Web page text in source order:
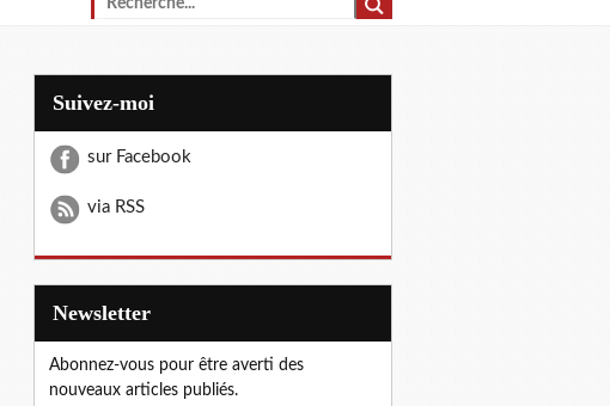
Suivez-moi
sur Facebook
via RSS
Newsletter
Abonnez-vous pour être averti des
nouveaux articles publiés.